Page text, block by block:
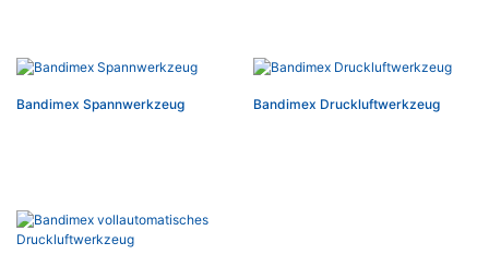
Bandimex Spannwerkzeug Bandimex Druckluftwerkzeug